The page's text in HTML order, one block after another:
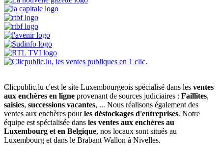
Clicpublic.lu c'est le site Luxembourgeois spécialisé dans les ventes
aux enchères en ligne provenant de sources judiciaires : Faillites,
saisies, successions vacantes, ... Nous réalisons également des
ventes aux enchères pourles déstockages d'entreprises. Notre
équipe est spécialisée dans les ventes aux enchères au
Luxembourg et en Belgique, nos locaux sont situés au
Luxembourg et dans le Brabant Wallon à Nivelles.